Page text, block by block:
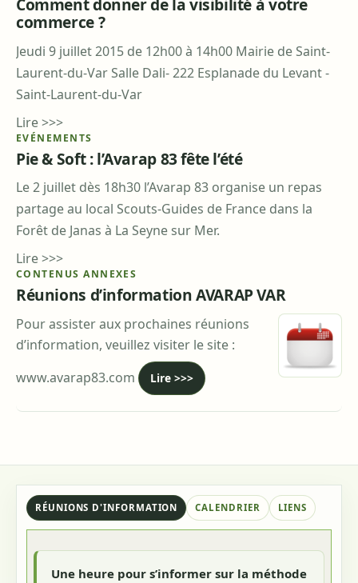
Comment donner de la visibilité à votre
commerce ?
Jeudi 9 juillet 2015 de 12h00 à 14h00 Mairie de Saint-
Laurent-du-Var Salle Dali- 222 Esplanade du Levant -
Saint-Laurent-du-Var
Lire >>>
EVÉNEMENTS
Pie & Soft : l’Avarap 83 fête l’été
Le 2 juillet dès 18h30 l’Avarap 83 organise un repas
partage au local Scouts-Guides de France dans la
Forêt de Janas à La Seyne sur Mer.
Lire >>>
CONTENUS ANNEXES
Réunions d’information AVARAP VAR
Pour assister aux prochaines réunions
d’information, veuillez visiter le site :
www.avarap83.com
Lire >>>
RÉUNIONS D'INFORMATION CALENDRIER LIENS
Une heure pour s’informer sur la méthode